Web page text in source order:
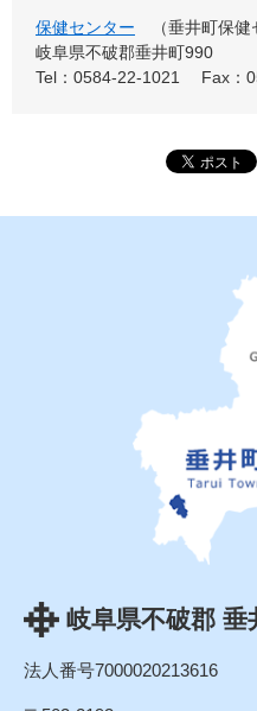
保健センター
垂井町保健
岐阜県不破郡垂井町990
Tel：0584-22-1021
Fax：
岐阜県不破郡 垂
法人番号7000020213616